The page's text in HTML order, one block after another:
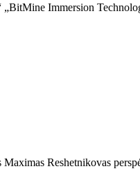
Immersion
Maximas Reshetnikovas